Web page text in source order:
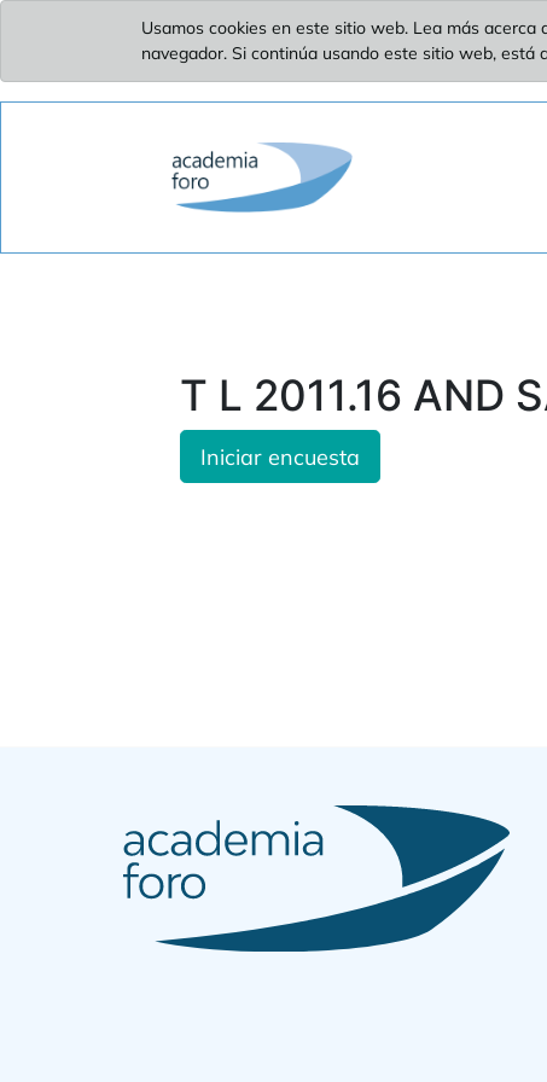
Usamos cookies en este sitio web. Lea más acerca
navegador. Si continúa usando este sitio web, está
T L 2011.16 AND
Iniciar encuesta